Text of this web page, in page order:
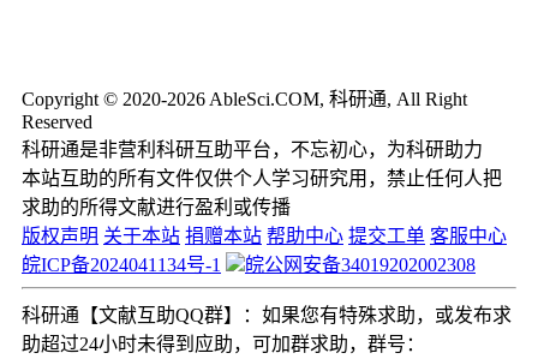
Copyright © 2020-2026 AbleSci.COM, 科研通, All Right
Reserved
科研通是非营利科研互助平台，不忘初心，为科研助力
本站互助的所有文件仅供个人学习研究用，禁止任何人把
求助的所得文献进行盈利或传播
版权声明 关于本站 捐赠本站 帮助中心 提交工单 客服中心
皖ICP备2024041134号-1
皖公网安备34019202002308
科研通【文献互助QQ群】：如果您有特殊求助，或发布求
助超过24小时未得到应助，可加群求助，群号：